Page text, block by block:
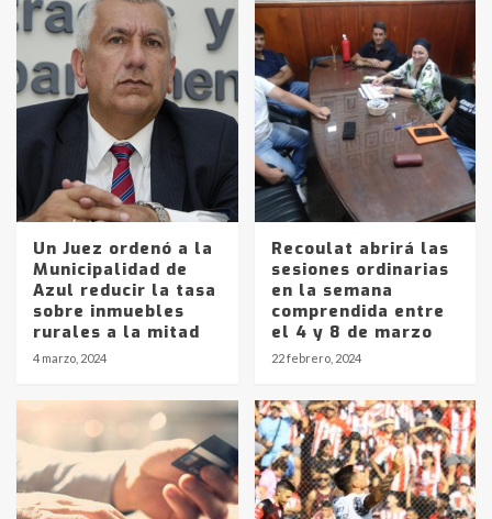
Un Juez ordenó a la
Municipalidad de
Azul reducir la tasa
sobre inmuebles
rurales a la mitad
4 marzo, 2024
Recoulat abrirá las
sesiones ordinarias
en la semana
comprendida entre
el 4 y 8 de marzo
22 febrero, 2024